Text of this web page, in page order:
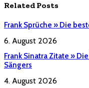
Related Posts
Frank Sprüche » Die
6. August 2026
Frank Sinatra Zitate »
Sängers
4. August 2026